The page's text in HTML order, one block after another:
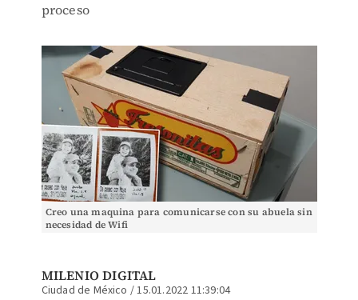
proceso
Creo una maquina para comunicarse con su abuela sin
necesidad de Wifi
MILENIO DIGITAL
Ciudad de México /15.01.2022 11:39:04